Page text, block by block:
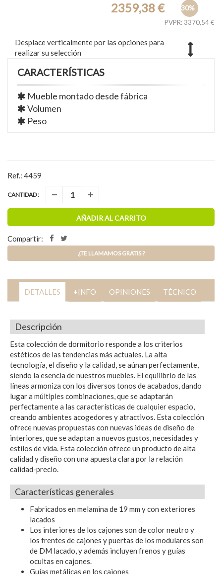
30%
PVPR: 3370,54 €
2359,38 €
Desplace verticalmente por las opciones para
realizar su selección
CARACTERÍSTICAS
Mueble montado desde fábrica
Volumen
Peso
Ref.: 4459
CANTIDAD :
AÑADIR AL CARRITO
Compartir:
¿TE LLAMAMOS GRATIS ?
DETALLES +INFO OPINIONES TÉCNICO
Descripción
Esta colección de dormitorio responde a los criterios
estéticos de las tendencias más actuales. La alta
tecnología, el diseño y la calidad, se aúnan perfectamente,
siendo la esencia de nuestros muebles. El equilibrio de las
líneas armoniza con los diversos tonos de acabados, dando
lugar a múltiples combinaciones, que se adaptarán
perfectamente a las características de cualquier espacio,
creando ambientes acogedores y atractivos. Esta colección
ofrece nuevas propuestas con nuevas ideas de diseño de
interiores, que se adaptan a nuevos gustos, necesidades y
estilos de vida. Esta colección ofrece un producto de alta
calidad y diseño con una apuesta clara por la relación
calidad-precio.
Características generales
Fabricados en melamina de 19 mm y con exteriores
lacados
Los interiores de los cajones son de color neutro y
los frentes de cajones y puertas de los modulares son
de DM lacado, y además incluyen frenos y guías
ocultas en cajones.
Guías metálicas en los cajones